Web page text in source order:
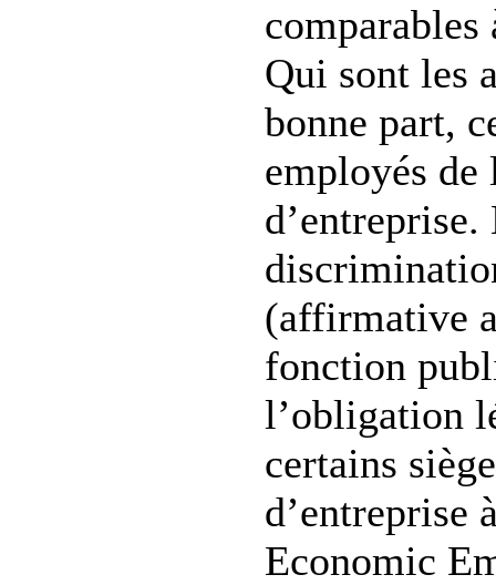
comparables
Qui sont les
bonne part,
employés de
(affirmative
fonction
l’obligation
certains
d’entreprise
Economic